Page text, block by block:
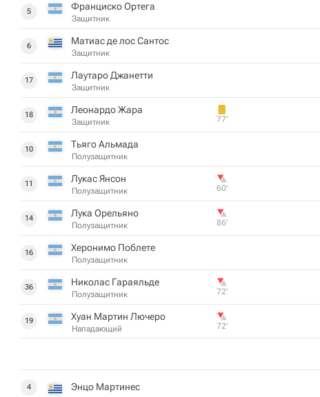
5 Франциско Ортега
Защитник
6 Матиас де лос Сантос
Защитник
17 Лаутаро Джанетти
Защитник
18 Леонардо Жара
Защитник 77‎’‎
10 Тьяго Альмада
Полузащитник
11 Лукас Янсон
Полузащитник 60‎’‎
14 Лука Орельяно
Полузащитник 86‎’‎
16 Херонимо Поблете
Полузащитник
36 Николас Гараяльде
Полузащитник 72‎’‎
19 Хуан Мартин Лючеро
Нападающий 72‎’‎
4 Энцо Мартинес